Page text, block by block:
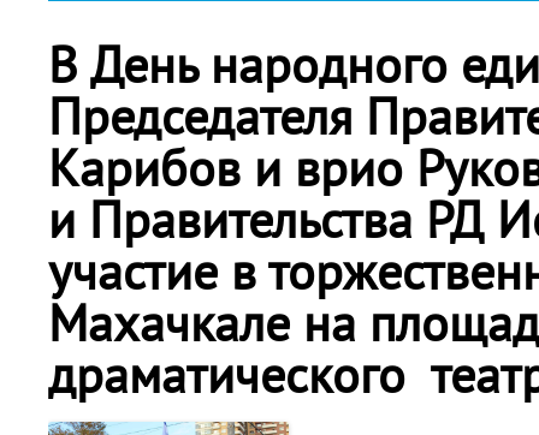
В День народного
Председателя
Карибов и врио
и Правительства РД
участие в
Махачкале на
драматического